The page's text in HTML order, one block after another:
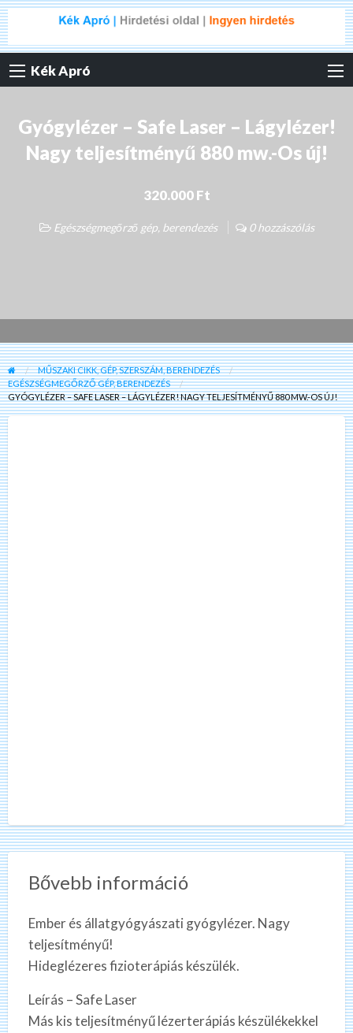
Kék Apró
Gyógylézer – Safe Laser – Lágylézer!
Nagy teljesítményű 880 mw.-Os új!
320.000 Ft
Egészségmegőrző gép, berendezés 0 hozzászólás
MŰSZAKI CIKK, GÉP, SZERSZÁM, BERENDEZÉS
EGÉSZSÉGMEGŐRZŐ GÉP, BERENDEZÉS
GYÓGYLÉZER – SAFE LASER – LÁGYLÉZER! NAGY TELJESÍTMÉNYŰ 880 MW.-OS ÚJ!
Bővebb információ
Ember és állatgyógyászati gyógylézer. Nagy
teljesítményű!
Hideglézeres fizioterápiás készülék.
Leírás – Safe Laser
Más kis teljesítményű lézerterápiás készülékekkel